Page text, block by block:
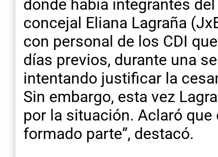
donde había integrantes
concejal Eliana Lagraña
con personal de los CDI
días previos, durante una
intentando justificar la
Sin embargo, esta vez
por la situación. Aclaró
formado parte”, destacó.